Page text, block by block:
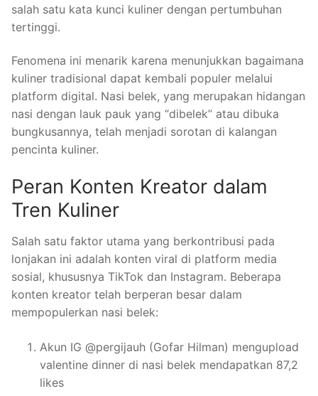
salah satu kata kunci kuliner dengan pertumbuhan
tertinggi.
Fenomena ini menarik karena menunjukkan bagaimana
kuliner tradisional dapat kembali populer melalui
platform digital. Nasi belek, yang merupakan hidangan
nasi dengan lauk pauk yang “dibelek” atau dibuka
bungkusannya, telah menjadi sorotan di kalangan
pencinta kuliner.
Peran Konten Kreator dalam
Tren Kuliner
Salah satu faktor utama yang berkontribusi pada
lonjakan ini adalah konten viral di platform media
sosial, khususnya TikTok dan Instagram. Beberapa
konten kreator telah berperan besar dalam
mempopulerkan nasi belek:
Akun IG @pergijauh (Gofar Hilman) mengupload
valentine dinner di nasi belek mendapatkan 87,2
likes